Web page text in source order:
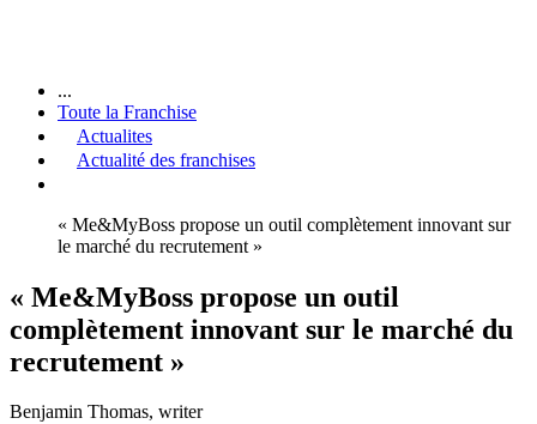
...
Toute la Franchise
Actualites
Actualité des franchises
« Me&MyBoss propose un outil complètement innovant sur
le marché du recrutement »
« Me&MyBoss propose un outil
complètement innovant sur le marché du
recrutement »
Benjamin Thomas, writer